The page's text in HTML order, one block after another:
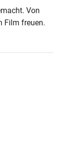
Von
Film freuen.